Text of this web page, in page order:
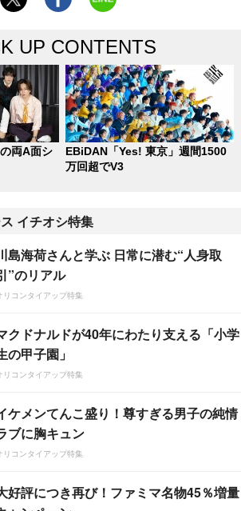
UP CONTENTS
両A面シ
EBiDAN「Yes! 東京」週間1500
万回超でV3
イチオシ特集
島海荷さんと学ぶ 日常に潜む“人身取
”のリアル
リコンタイアップ特集
クドナルドが40年にわたり支える「小学
の甲子園」
リコンタイアップ特集
ケメンてんこ盛り！尊すぎる男子の純情
ブに胸キュン
リコンタイアップ特集
好評につき再び！ファミマ名物45％増量